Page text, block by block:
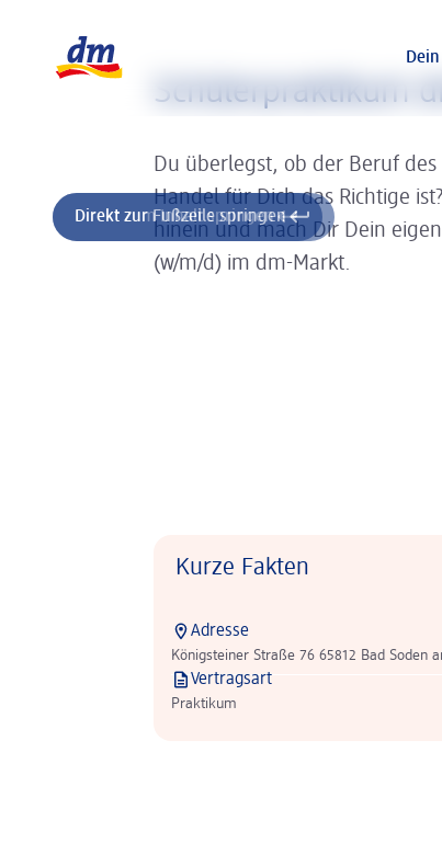
Direkt zum Inhalt springen
Direkt zur Fußzeile springen
Schülerpraktikum
Du überlegst, ob der Beruf
Handel für Dich das Richtige
hinein und mach Dir Dein
(w/m/d) im dm-Markt.
Kurze Fakten
Adresse
Königsteiner Straße 76 65812 Bad Soden
Vertragsart
Praktikum